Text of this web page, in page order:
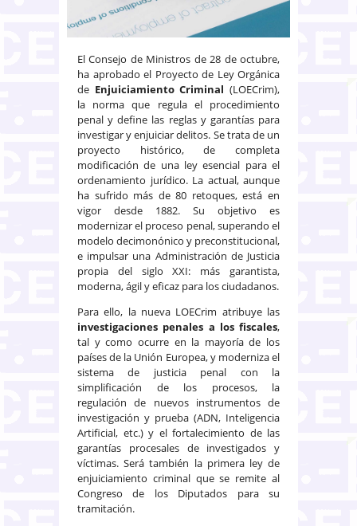
El Consejo de Ministros de 28 de octubre,
ha aprobado el Proyecto de Ley Orgánica
de Enjuiciamiento Criminal (LOECrim),
la norma que regula el procedimiento
penal y define las reglas y garantías para
investigar y enjuiciar delitos. Se trata de un
proyecto histórico, de completa
modificación de una ley esencial para el
ordenamiento jurídico. La actual, aunque
ha sufrido más de 80 retoques, está en
vigor desde 1882. Su objetivo es
modernizar el proceso penal, superando el
modelo decimonónico y preconstitucional,
e impulsar una Administración de Justicia
propia del siglo XXI: más garantista,
moderna, ágil y eficaz para los ciudadanos.
Para ello, la nueva LOECrim atribuye las
investigaciones penales a los fiscales,
tal y como ocurre en la mayoría de los
países de la Unión Europea, y moderniza el
sistema de justicia penal con la
simplificación de los procesos, la
regulación de nuevos instrumentos de
investigación y prueba (ADN, Inteligencia
Artificial, etc.) y el fortalecimiento de las
garantías procesales de investigados y
víctimas. Será también la primera ley de
enjuiciamiento criminal que se remite al
Congreso de los Diputados para su
tramitación.